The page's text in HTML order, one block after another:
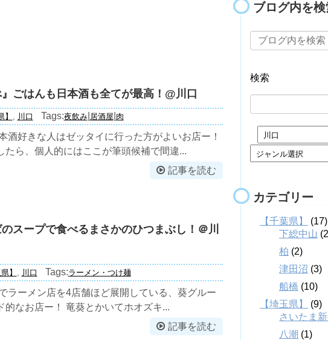
』ごはんも日本酒も全てが最高！@川口
】 , 川口 Tags:夜飲み| 居酒屋 肉
酒好きな人はゼッタイに行った方がよいお店ー！
たら、個人的にはここが筆頭候補で間違...
記事を読む
のスープで食べるまさかのひつまぶし！＠川
】 , 川口 Tags:ラーメン・つけ麺
ラーメン店を4店舗ほど展開している、葵グルー
的なお店ー！ 竜葵とかいてホオズキ...
記事を読む
ブログ内を
検索
カテゴリー
【千葉県】
(17)
下総中山
柏 (2)
津田沼 (3)
船橋 (10)
【埼玉県】
(9)
さいたま
八潮 (1)